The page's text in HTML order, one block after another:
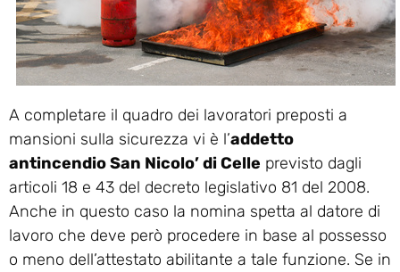
A completare il quadro dei lavoratori preposti a
mansioni sulla sicurezza vi è l’addetto
antincendio San Nicolo’ di Celle previsto dagli
articoli 18 e 43 del decreto legislativo 81 del 2008.
Anche in questo caso la nomina spetta al datore di
lavoro che deve però procedere in base al possesso
o meno dell’attestato abilitante a tale funzione. Se in